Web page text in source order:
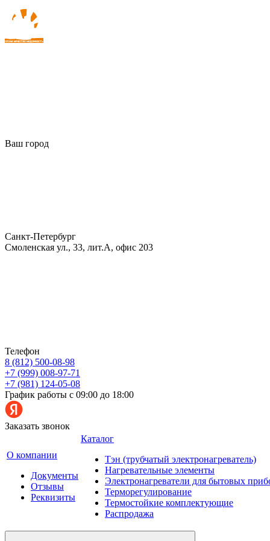
Ваш город
Санкт-Петербург
Смоленская ул., 33, лит.А, офис 203
Телефон
8 (812) 500-08-98
+7 (999) 008-97-71
+7 (981) 124-05-08
График работы с 09:00 до 18:00
Заказать звонок
О компании
Документы
Отзывы
Реквизиты
Каталог
Тэн (трубчатый электронагреватель)
Нагревательные элементы
Электронагреватели для бытовых
Терморегулирование
Термостойкие комплектующие
Распродажа